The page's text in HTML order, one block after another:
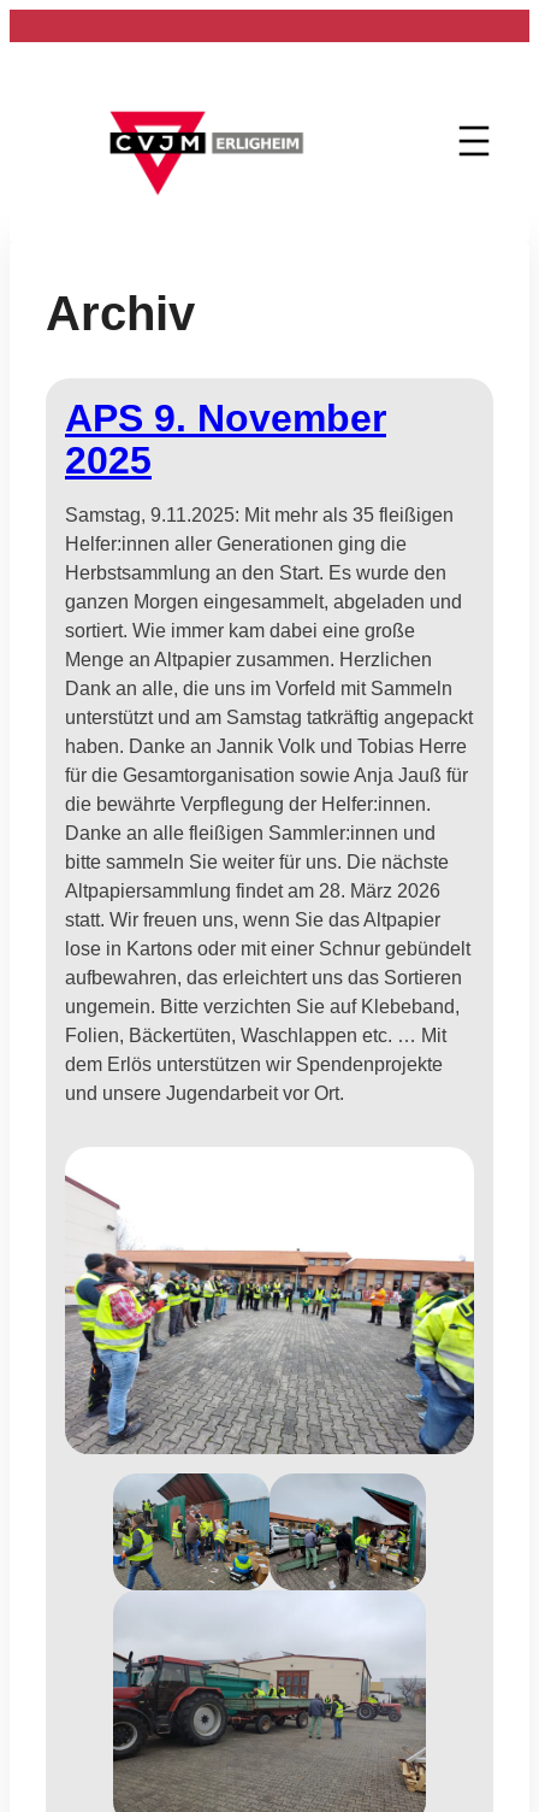
Archiv
APS 9. November
2025
Samstag, 9.11.2025: Mit mehr als 35 fleißigen
Helfer:innen aller Generationen ging die
Herbstsammlung an den Start. Es wurde den
ganzen Morgen eingesammelt, abgeladen und
sortiert. Wie immer kam dabei eine große
Menge an Altpapier zusammen. Herzlichen
Dank an alle, die uns im Vorfeld mit Sammeln
unterstützt und am Samstag tatkräftig angepackt
haben. Danke an Jannik Volk und Tobias Herre
für die Gesamtorganisation sowie Anja Jauß für
die bewährte Verpflegung der Helfer:innen.
Danke an alle fleißigen Sammler:innen und
bitte sammeln Sie weiter für uns. Die nächste
Altpapiersammlung findet am 28. März 2026
statt. Wir freuen uns, wenn Sie das Altpapier
lose in Kartons oder mit einer Schnur gebündelt
aufbewahren, das erleichtert uns das Sortieren
ungemein. Bitte verzichten Sie auf Klebeband,
Folien, Bäckertüten, Waschlappen etc. … Mit
dem Erlös unterstützen wir Spendenprojekte
und unsere Jugendarbeit vor Ort.